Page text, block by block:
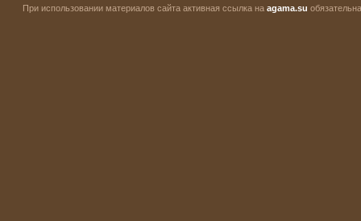
При использовании материалов сайта активная ссылка на agama.su